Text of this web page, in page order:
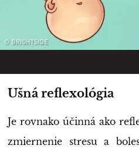
Ušná reflexológia
Je rovnako účinná ako
zmiernenie stresu a